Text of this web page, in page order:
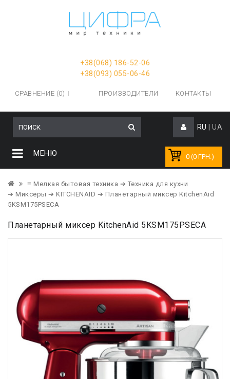
+38(068) 186-52-06
+38(093) 055-06-46
СРАВНЕНИЕ (0) ПРОИЗВОДИТЕЛИ КОНТАКТЫ
RU UA
0 (0 ГРН.)
МЕНЮ
≡ Мелкая бытовая техника ➔ Техника для кухни
➔ Миксеры ➔ KITCHENAID ➔ Планетарный миксер KitchenAid
5KSM175PSECA
Планетарный миксер KitchenAid 5KSM175PSECA